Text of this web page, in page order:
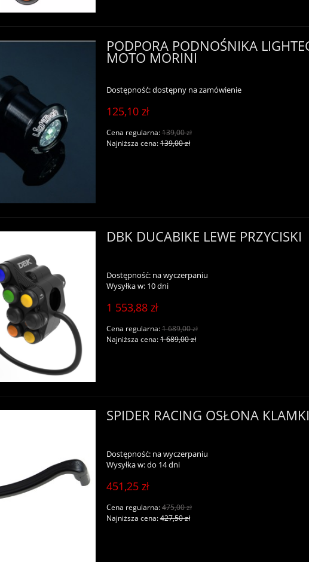
PODPORA PODNOŚNIKA
MOTO MORINI
Dostępność:dostępny na zamówienie
125,10 zł
Cena regularna:139,00 zł
Najniższa cena:139,00 zł
DBK DUCABIKE LEWE PRZYCISKI
Dostępność: na wyczerpaniu
Wysyłka w: 10 dni
1 553,88 zł
Cena regularna:1 689,00 zł
Najniższa cena:1 689,00 zł
SPIDER RACING OSŁONA
Dostępność: na wyczerpaniu
Wysyłka w:do 14 dni
451,25 zł
Cena regularna:475,00 zł
Najniższa cena:427,50 zł